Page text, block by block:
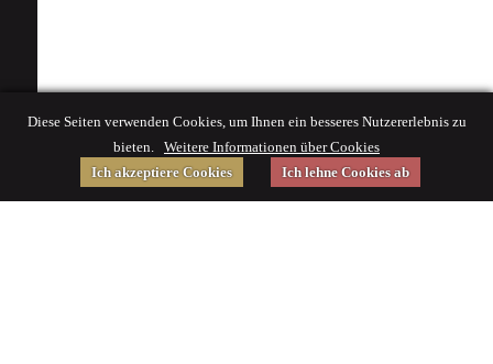
Diese Seiten verwenden Cookies, um Ihnen ein besseres Nutzererlebnis zu
bieten. Weitere Informationen über Cookies
Ich akzeptiere Cookies
Ich lehne Cookies ab